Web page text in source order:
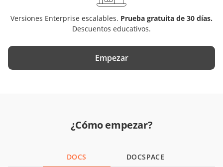
Versiones Enterprise escalables. Prueba gratuita de 30 días.
Descuentos educativos.
Empezar
¿Cómo empezar?
DOCS DOCSPACE